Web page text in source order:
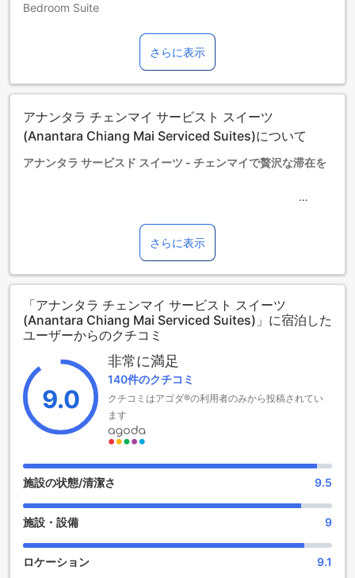
Bedroom Suite
Suites」にお泊りのお客様は、「Anantara Chiang Mai
Resort」のプールをご利用いただけませんのでご了承くださ
い。「Anantara Chiang Mai Serviced Suites」の20 m 屋上
プールご利用時間は、07:00 AM～07:00 PMです。
をご利用いただけます。ルーフトッププールは全ての年齢の
お客様がご利用いただけます。
0～3歳までのお子さま
利用には追加料金が発生する場合があります。また、利用可
4～11歳までのお子さま
エキストラベッドをお申し込みください。
12歳以上の宿泊者は大人とみなされます。
エキストラベッドの追加可否は、ルームタイプにより異なり
タイプの欄にエキストラベッド追加のオプションが提示され
ていない場合は、エキストラベッドの追加はできません。
【ご注意】6部屋以上をご予約の場合は、異なるご予約条件や
追加料金が適用されることがありますのでご了承ください。
さらに表示
アナンタラ チェンマイ サービスト スイーツ
(Anantara Chiang Mai Serviced Suites)について
アナンタラ サービスド スイーツ - チェンマイで贅沢な滞在を
ずか0.5キロメートルの距離に位置する5つ星ホテルです。
2016年に建設されたこのホテルは、贅沢な滞在を求める旅行
者にとって理想的な選択肢です。
チェックアウトは午後12時まで可能で、チェックインは午後3
時からとなっています。26室の客室を提供しており、快適な
宿泊環境を提供しています。空港まではわずか20分でアクセ
スできるため、旅行の便利さを追求する方にもおすすめで
す。
ただし、お子様の宿泊に関しては、無料ではご利用いただけ
ません。追加料金が発生する場合がありますので、詳細はホ
テルにお問い合わせください。アナンタラ サービスド スイー
ツでの滞在は、快適さと贅沢さを追求する方にぴったりの選
択肢です。
充実したエンターテイメント施設でリラックスを満喫
アナンタラ サービスド スイーツは、チェンマイで最高のエン
プ、サロン、マッサージルーム、サウナ、スチームルーム、
スパがあり、お客様のリラックスをサポートします。広々と
した庭園では、自然の中で散歩を楽しむことができます。ま
た、ギフト/お土産ショップでは、お土産を探す楽しみも味わ
さらに表示
「アナンタラ チェンマイ サービスト スイーツ
(Anantara Chiang Mai Serviced Suites)」に宿泊した
ユーザーからのクチコミ
9.0
非常に満足
140件のクチコミ
クチコミはアゴダ®の利用者のみから投稿されてい
ます
施設の状態/清潔さ 9.5
施設・設備 9
ロケーション 9.1